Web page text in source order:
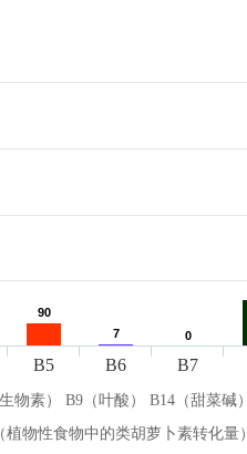
90
90
7
7 0
0
B5 B6 B7
物素） B9（叶酸） B14（甜菜碱）
物性食物中的类胡萝卜素转化量）